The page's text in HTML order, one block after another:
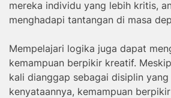
mereka individu yang lebih kritis,
menghadapi tantangan di masa
Mempelajari logika juga dapat
kemampuan berpikir kreatif.
kali dianggap sebagai disiplin yang
kenyataannya, kemampuan